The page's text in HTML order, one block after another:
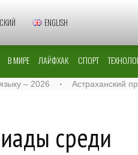
ENGLISH
В МИРЕ ЛАЙФХАК СПОРТ
· Астраханский
среди